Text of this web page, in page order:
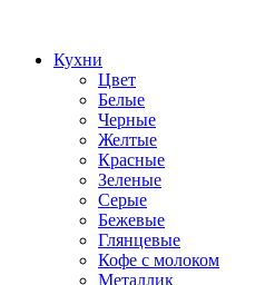
Кухни
Цвет
Белые
Черные
Желтые
Красные
Зеленые
Серые
Бежевые
Глянцевые
Кофе с молоком
Металлик